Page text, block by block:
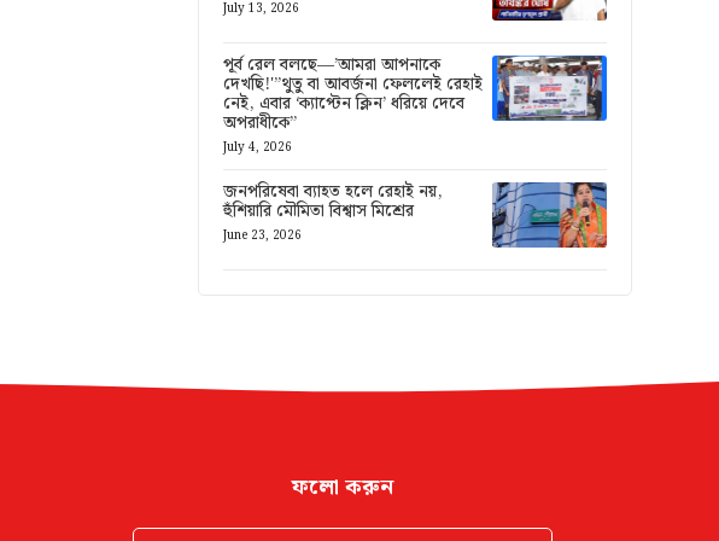
July 13, 2026
পূর্ব রেল বলছে—’আমরা আপনাকে
দেখছি!'”থুতু বা আবর্জনা ফেললেই রেহাই
নেই, এবার ‘ক্যাপ্টেন ক্লিন’ ধরিয়ে দেবে
অপরাধীকে”
July 4, 2026
জনপরিষেবা ব্যাহত হলে রেহাই নয়,
হুঁশিয়ারি মৌমিতা বিশ্বাস মিশ্রের
June 23, 2026
ফলো করুন